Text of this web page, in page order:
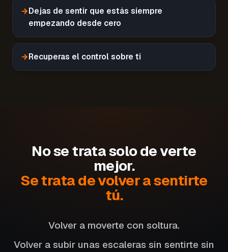
→Dejas de sentir que estás siempre
empezando desde cero
→Recuperas el control sobre ti
No se trata solo de verte
mejor.
Se trata de volver a sentirte
tú.
Volver a moverte con soltura.
Volver a subir unas escaleras sin sentirte sin